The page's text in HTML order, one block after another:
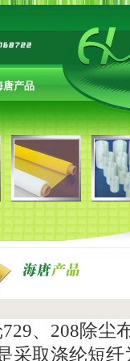
唐产品
、208除尘
采取涤纶短